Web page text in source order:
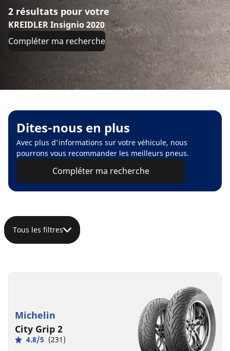
2 résultats pour votre
KREIDLER Insignio 2020
Compléter ma recherche
Dites-nous en plus
Avec plus d'informations sur votre véhicule, nous
pourrons vous recommander les meilleurs pneus.
Compléter ma recherche
Tous les filtres
Michelin
City Grip 2
4.8/5 (231)